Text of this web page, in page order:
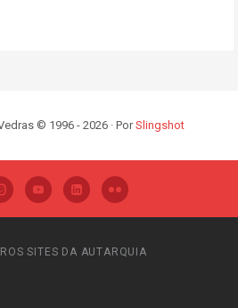
© 1996 - 2026 · PorSlingshot
SITES DA AUTARQUIA